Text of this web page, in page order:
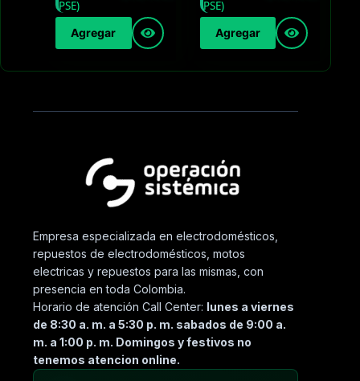
Agregar Agregar
Empresa especializada en electrodomésticos,
repuestos de electrodomésticos, motos
electricas y repuestos para las mismas, con
presencia en toda Colombia.
Horario de atención Call Center: lunes a viernes
de 8:30 a. m. a 5:30 p. m. sabados de 9:00 a.
m. a 1:00 p. m. Domingos y festivos no
tenemos atencion online.